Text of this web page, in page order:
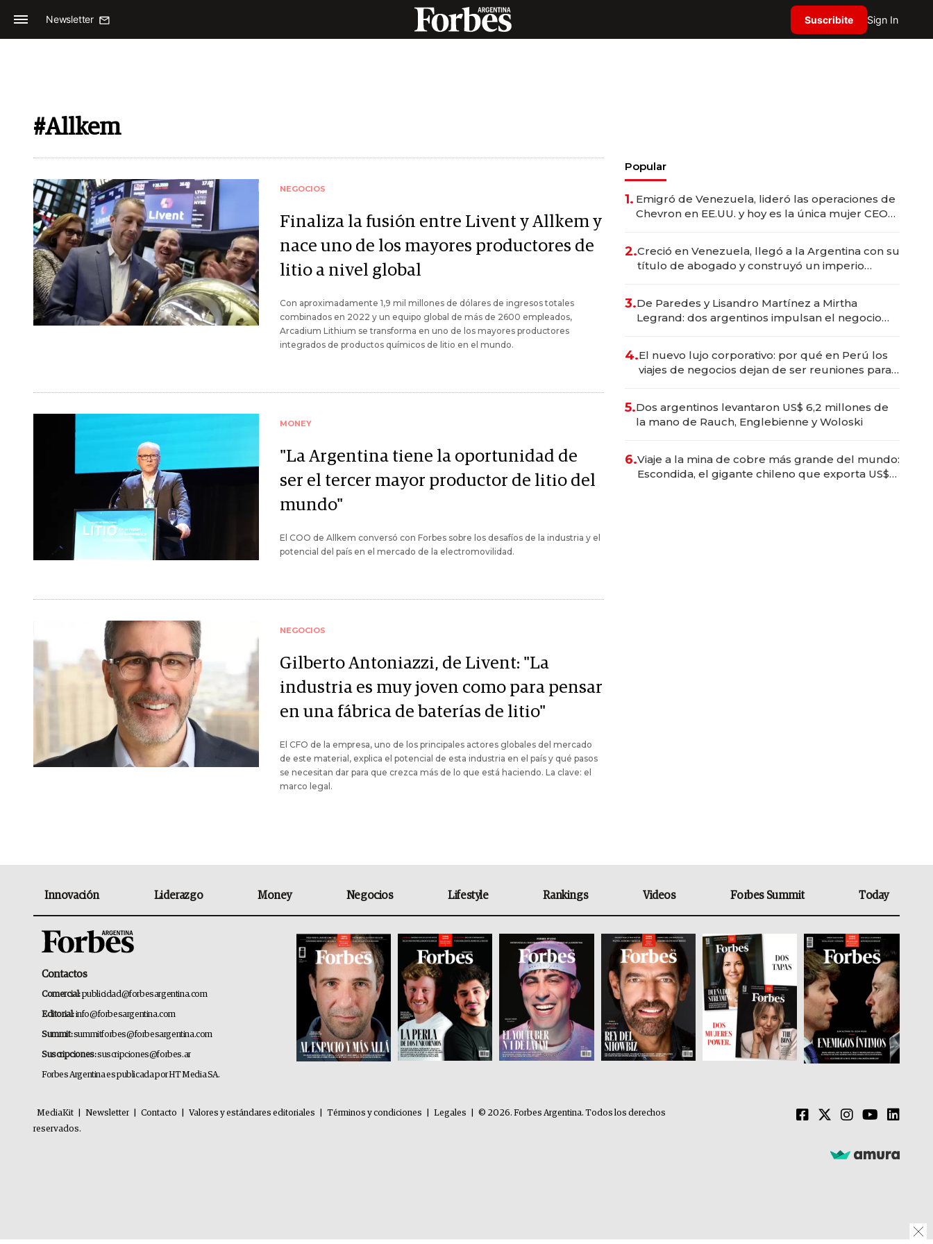
Newsletter Suscribite Sign In
#Allkem
NEGOCIOS
Finaliza la fusión entre Livent y Allkem y
nace uno de los mayores productores de
litio a nivel global
Con aproximadamente 1,9 mil millones de dólares de ingresos totales
combinados en 2022 y un equipo global de más de 2600 empleados,
Arcadium Lithium se transforma en uno de los mayores productores
integrados de productos químicos de litio en el mundo.
MONEY
"La Argentina tiene la oportunidad de
ser el tercer mayor productor de litio del
mundo"
El COO de Allkem conversó con Forbes sobre los desafíos de la industria y el
potencial del país en el mercado de la electromovilidad.
NEGOCIOS
Gilberto Antoniazzi, de Livent: "La
industria es muy joven como para pensar
en una fábrica de baterías de litio"
El CFO de la empresa, uno de los principales actores globales del mercado
de este material, explica el potencial de esta industria en el país y qué pasos
se necesitan dar para que crezca más de lo que está haciendo. La clave: el
marco legal.
Popular
1. Emigró de Venezuela, lideró las operaciones de
Chevron en EE.UU. y hoy es la única mujer CEO
2.Creció en Venezuela, llegó a la Argentina con su
título de abogado y construyó un imperio
3.De Paredes y Lisandro Martínez a Mirtha
Legrand: dos argentinos impulsan el negocio
4.El nuevo lujo corporativo: por qué en Perú los
viajes de negocios dejan de ser reuniones para
5.Dos argentinos levantaron US$ 6,2 millones de
la mano de Rauch, Englebienne y Woloski
6.Viaje a la mina de cobre más grande del mundo:
Escondida, el gigante chileno que exporta US$
Innovación Liderazgo Money Negocios Lifestyle Rankings Videos Forbes Summit Today
Contactos
Comercial:publicidad@forbesargentina.com
Editorial:info@forbesargentina.com
Summit:summitforbes@forbesargentina.com
Suscripciones:suscripciones@forbes.ar
Forbes Argentina es publicada por HT Media SA.
MediaKit Newsletter Contacto Valores y estándares editoriales Términos y condiciones Legales
© 2026. Forbes Argentina. Todos los derechos
reservados.